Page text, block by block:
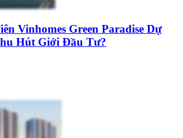
Vinhomes Green Paradise Dự
Hút Giới Đầu Tư?